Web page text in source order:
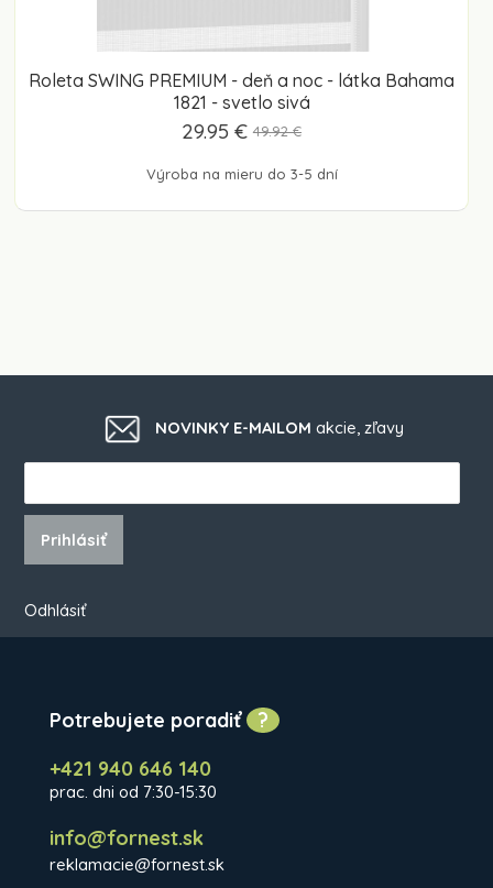
Roleta SWING PREMIUM - deň a noc - látka Bahama
1821 - svetlo sivá
Výroba na mieru do 3-5 dní
29.95 € 49.92 €
NOVINKY E-MAILOM akcie, zľavy
Prihlásiť
Odhlásiť
Potrebujete poradiť?
+421 940 646 140
prac. dni od 7:30-15:30
info@fornest.sk
reklamacie@fornest.sk